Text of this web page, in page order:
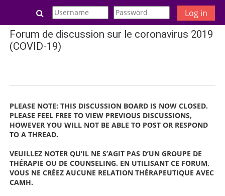
Skip to main content
Toggle search input Log in
Forum de discussion sur le coronavirus 2019
(COVID-19)
PLEASE NOTE: THIS DISCUSSION BOARD IS NOW CLOSED.
PLEASE FEEL FREE TO VIEW PREVIOUS DISCUSSIONS,
HOWEVER YOU WILL NOT BE ABLE TO POST OR RESPOND
TO A THREAD.
VEUILLEZ NOTER QU’IL NE S’AGIT PAS D’UN GROUPE DE
THÉRAPIE OU DE COUNSELING. EN UTILISANT CE FORUM,
VOUS NE CRÉEZ AUCUNE RELATION THÉRAPEUTIQUE AVEC
CAMH.